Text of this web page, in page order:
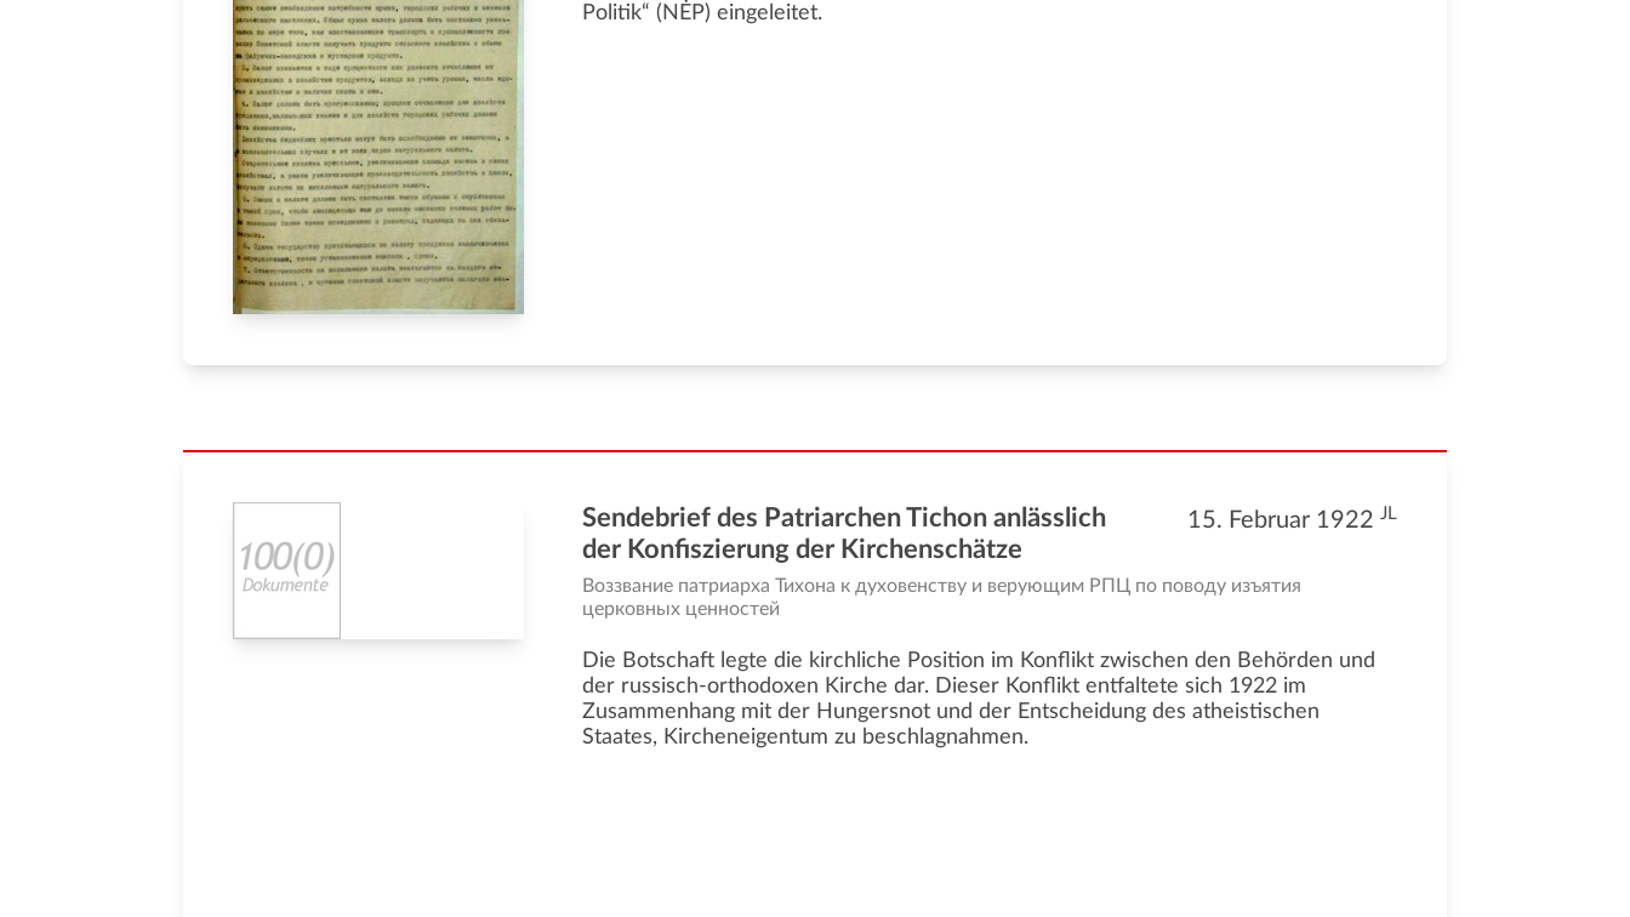
Politik“ (NĖP) eingeleitet.
15. Februar 1922 JL
Sendebrief des Patriarchen Tichon anlässlich
der Konfiszierung der Kirchenschätze
Воззвание патриарха Тихона к духовенству и верующим РПЦ по поводу изъятия
церковных ценностей
Die Botschaft legte die kirchliche Position im Konflikt zwischen den Behörden und
der russisch-orthodoxen Kirche dar. Dieser Konflikt entfaltete sich 1922 im
Zusammenhang mit der Hungersnot und der Entscheidung des atheistischen
Staates, Kircheneigentum zu beschlagnahmen.